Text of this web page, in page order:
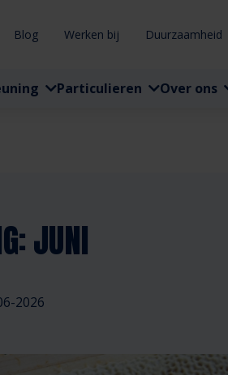
Blog Werken bij Duurzaamheid
Particulieren Over ons
JUNI
2026